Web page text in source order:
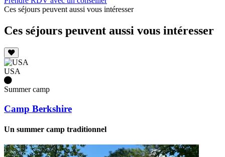
Ces séjours peuvent aussi vous intéresser
Ces séjours peuvent aussi vous intéresser
USA
Summer camp
Camp Berkshire
Un summer camp traditionnel